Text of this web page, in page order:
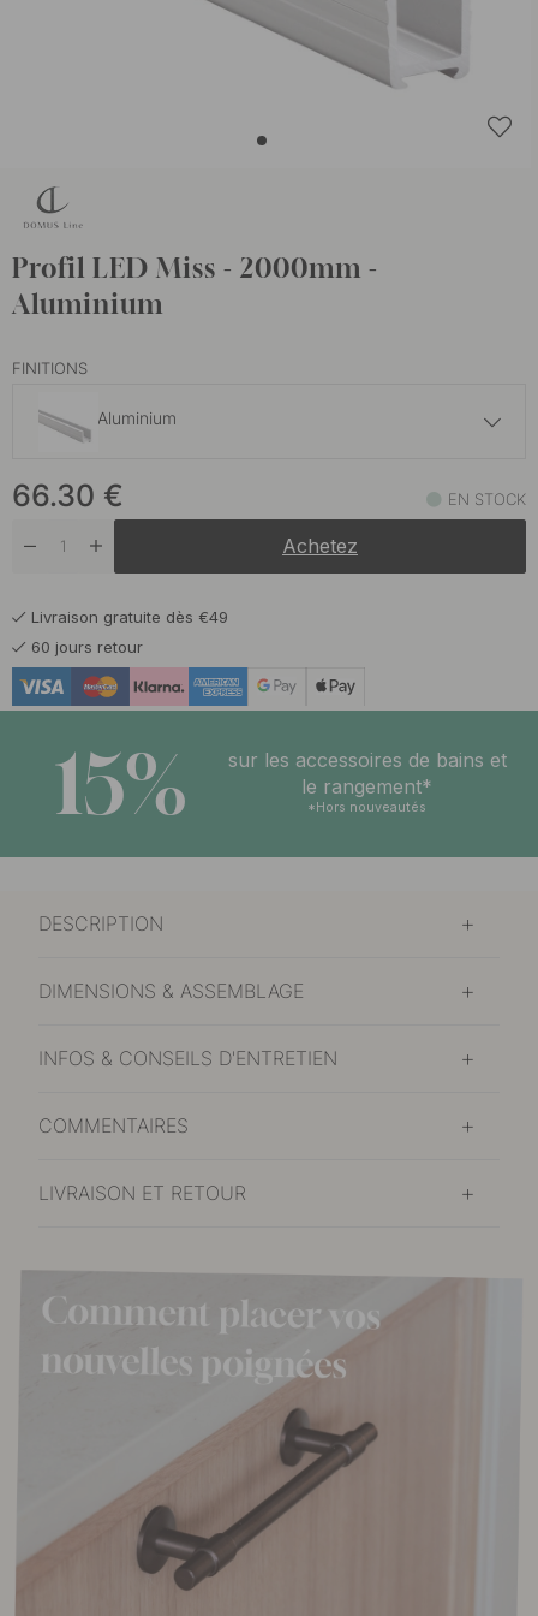
Profil LED Miss - 2000mm -
Aluminium
FINITIONS
Aluminium
Noir En stock
66.30 € EN STOCK
Achetez
Livraison gratuite dès €49
60 jours retour
15%
sur les accessoires de bains et
le rangement*
*Hors nouveautés
DESCRIPTION
DIMENSIONS & ASSEMBLAGE
INFOS & CONSEILS D'ENTRETIEN
COMMENTAIRES
LIVRAISON ET RETOUR